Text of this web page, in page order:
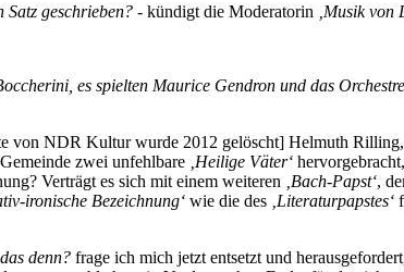
geschrieben? - kündigt die Moderatorin ‚Musik
es spielten Maurice Gendron und das
] Helmuth
zwei unfehlbare ‚Heilige Väter‘
Verträgt es sich mit einem weiteren
‚Bach-Papst‘,
ironische Bezeichnung‘ wie die des ‚Literaturpapstes‘
denn? frage ich mich jetzt entsetzt und